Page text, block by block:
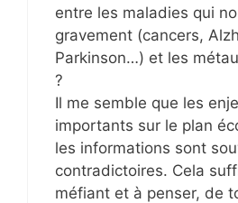
entre les maladies qui
gravement (cancers,
Parkinson…) et les
?
Il me semble que les
importants sur le plan
les informations sont
contradictoires. Cela
méfiant et à penser, de